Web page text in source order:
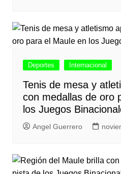
Deportes Internacional
Tenis de mesa y
con medallas de oro
los Juegos
Angel Guerrero